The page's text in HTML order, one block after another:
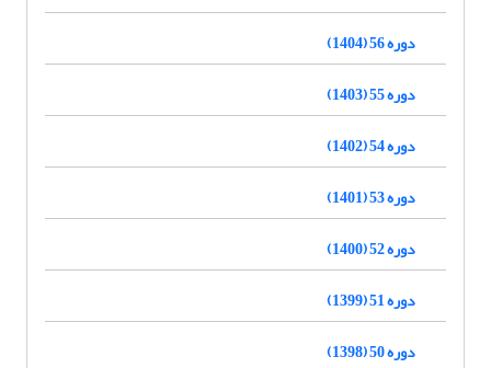
دوره 56 (1404)
دوره 55 (1403)
دوره 54 (1402)
دوره 53 (1401)
دوره 52 (1400)
دوره 51 (1399)
دوره 50 (1398)